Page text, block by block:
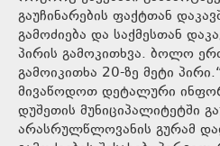
გაუჩინარების ფაქტთან
გამოძიება და საქმესთან
პირის გამოკითხვა. ბოლო
გამოიკითხა 20-ზე მეტი
მივაწოდოთ დეტალური
დუშეთის მუნიციპალიტეტში
არასრულწლოვანის გურამ